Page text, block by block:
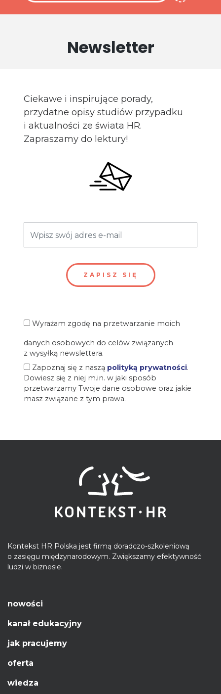
Newsletter
Ciekawe i inspirujące porady,
przydatne opisy studiów przypadku
i aktualności ze świata HR.
Zapraszamy do lektury!
Wyrażam zgodę na przetwarzanie moich
danych osobowych do celów związanych
z wysyłką newslettera.
Zapoznaj się z naszą polityką prywatności.
Dowiesz się z niej m.in. w jaki sposób
przetwarzamy Twoje dane osobowe oraz jakie
masz związane z tym prawa.
Kontekst HR Polska jest firmą doradczo-szkoleniową
o zasięgu międzynarodowym. Zwiększamy efektywność
ludzi w biznesie.
nowości
kanał edukacyjny
jak pracujemy
oferta
wiedza